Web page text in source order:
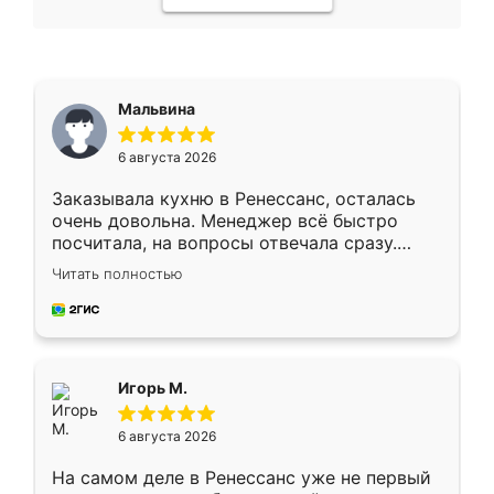
Мальвина
6 августа 2026
Заказывала кухню в Ренессанс, осталась
очень довольна. Менеджер всё быстро
посчитала, на вопросы отвечала сразу.
Замерщик приехал в субботу, подошёл к
делу со всей ответственностью. Собрали
за день, ребята работали аккуратно, даже
Читать полностью
Игорь М.
6 августа 2026
На самом деле в Ренессанс уже не первый